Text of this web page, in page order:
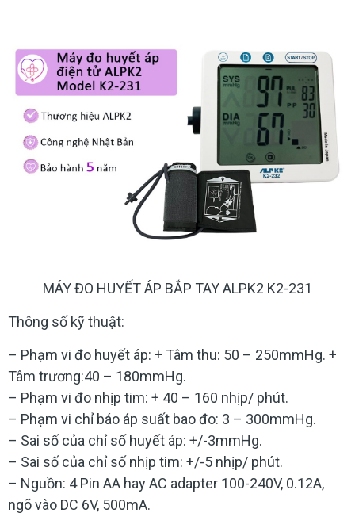
MÁY ĐO HUYẾT ÁP BẮP TAY ALPK2 K2-231
Thông số kỹ thuật:
– Phạm vi đo huyết áp: + Tâm thu: 50 – 250mmHg. +
Tâm trương:40 – 180mmHg.
– Phạm vi đo nhịp tim: + 40 – 160 nhịp/ phút.
– Phạm vi chỉ báo áp suất bao đo: 3 – 300mmHg.
– Sai số của chỉ số huyết áp: +/-3mmHg.
– Sai số của chỉ số nhịp tim: +/-5 nhịp/ phút.
– Nguồn: 4 Pin AA hay AC adapter 100-240V, 0.12A,
ngõ vào DC 6V, 500mA.